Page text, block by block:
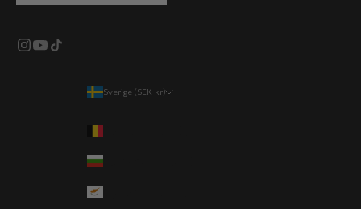
Sverige (SEK kr)
Bulgarien (EUR €)